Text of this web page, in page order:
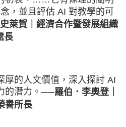
，並且評估 AI 對教學的可
萊賀｜經濟合作暨發展組織
長
厚的人文價值，深入探討 AI
的潛力。 ──羅伯．李奧登｜
譽所長